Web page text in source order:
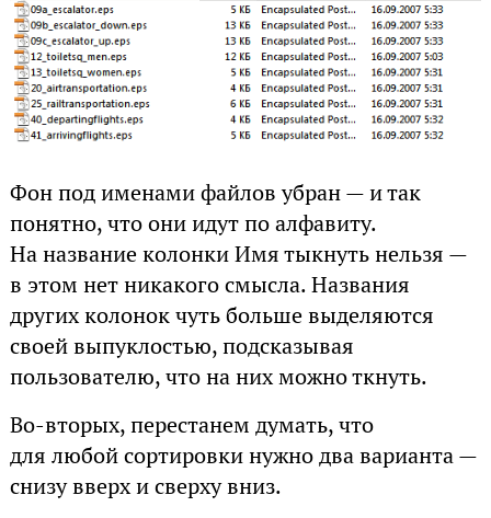
Фон под именами файлов убран — и так
понятно, что они идут по алфавиту.
На название колонки Имя тыкнуть нельзя —
в этом нет никакого смысла. Названия
других колонок чуть больше выделяются
своей выпуклостью, подсказывая
пользователю, что на них можно ткнуть.
Во-вторых, перестанем думать, что
для любой сортировки нужно два варианта —
снизу вверх и сверху вниз.